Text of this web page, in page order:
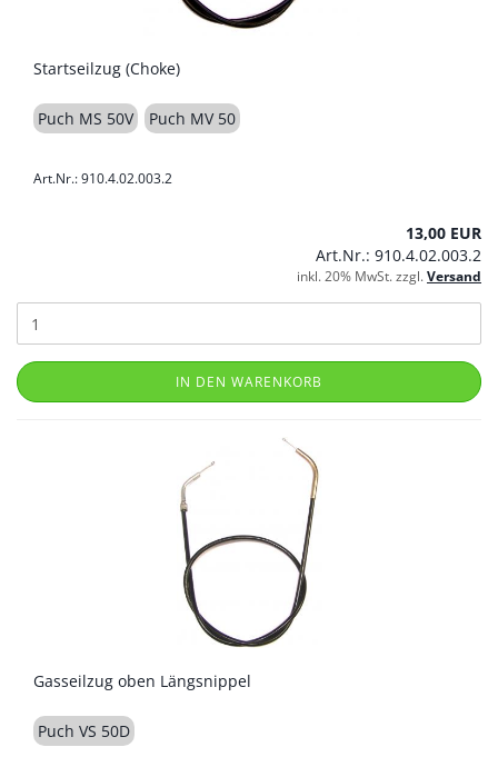
Startseilzug (Choke)
Puch MS 50V Puch MV 50
Art.Nr.: 910.4.02.003.2
13,00 EUR
Art.Nr.: 910.4.02.003.2
inkl. 20% MwSt. zzgl.Versand
IN DEN WARENKORB
Gasseilzug oben Längsnippel
Puch VS 50D